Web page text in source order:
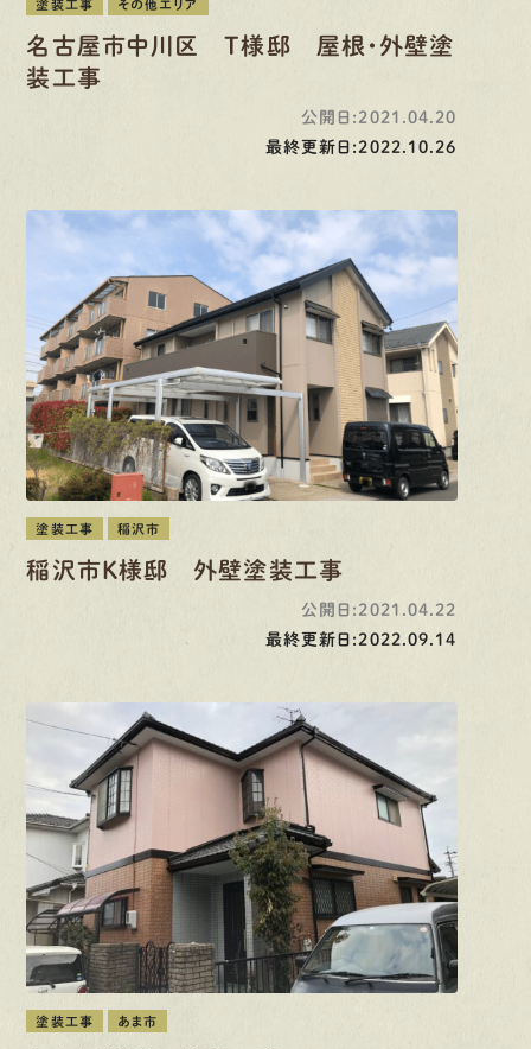
塗装工事 その他エリア
名古屋市中川区 T様邸 屋根・外壁塗
装工事
公開日:2021.04.20
最終更新日:2022.10.26
塗装工事 稲沢市
稲沢市K様邸 外壁塗装工事
公開日:2021.04.22
最終更新日:2022.09.14
塗装工事 あま市